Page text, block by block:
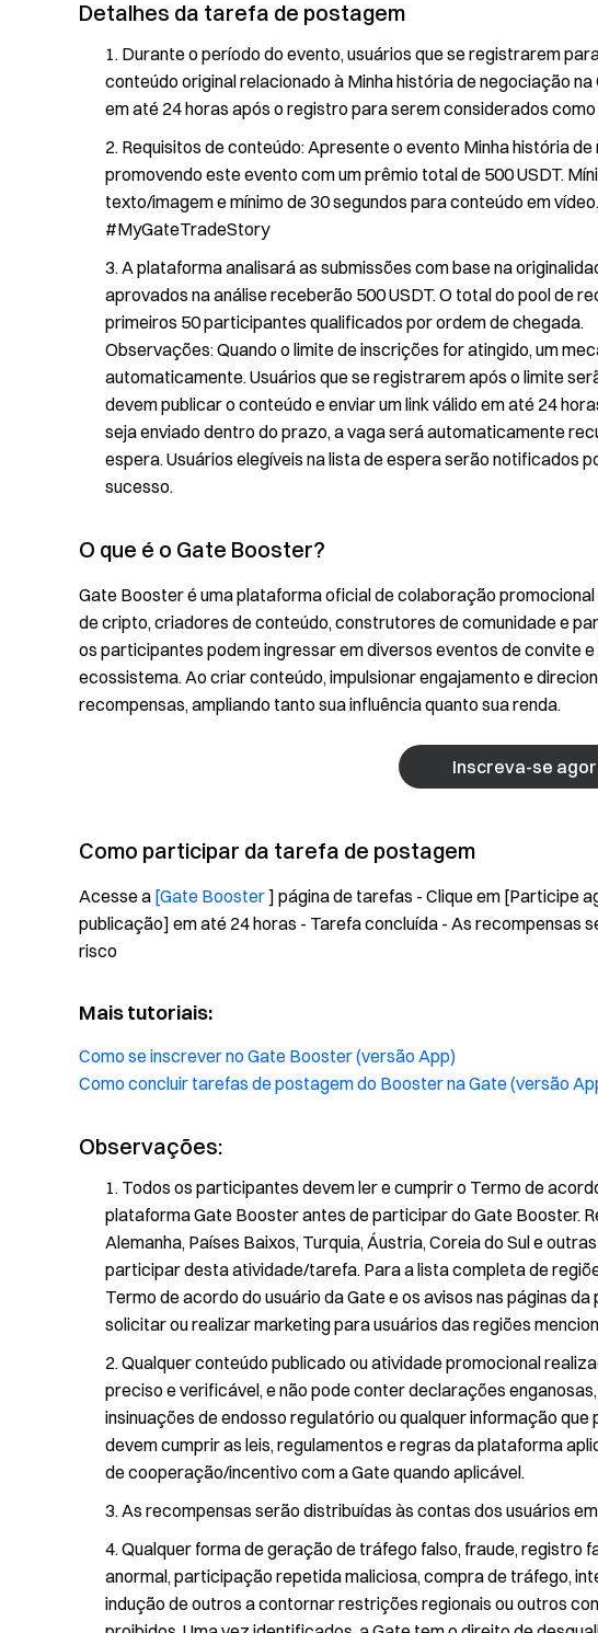
Detalhes da tarefa de postagem
Durante o período do evento, usuários que se registrarem
conteúdo original relacionado à Minha história de negociação
em até 24 horas após o registro para serem considerados
Requisitos de conteúdo: Apresente o evento Minha história
promovendo este evento com um prêmio total de 500 USDT.
texto/imagem e mínimo de 30 segundos para conteúdo em
#MyGateTradeStory
A plataforma analisará as submissões com base na
aprovados na análise receberão 500 USDT. O total do pool de
primeiros 50 participantes qualificados por ordem de chegada.
Observações: Quando o limite de inscrições for atingido, um
automaticamente. Usuários que se registrarem após o limite
devem publicar o conteúdo e enviar um link válido em até 24
seja enviado dentro do prazo, a vaga será automaticamente
espera. Usuários elegíveis na lista de espera serão notificados
sucesso.
O que é o Gate Booster?
Gate Booster é uma plataforma oficial de colaboração
de cripto, criadores de conteúdo, construtores de comunidade e
os participantes podem ingressar em diversos eventos de convite
ecossistema. Ao criar conteúdo, impulsionar engajamento e
recompensas, ampliando tanto sua influência quanto sua renda.
Inscreva-se
Como participar da tarefa de postagem
Acesse a [Gate Booster] página de tarefas - Clique em [Participe
publicação] em até 24 horas - Tarefa concluída - As recompensas
risco
Mais tutoriais:
Como se inscrever no Gate Booster (versão App)
Como concluir tarefas de postagem do Booster na Gate (versão
Observações:
Todos os participantes devem ler e cumprir o Termo de
plataforma Gate Booster antes de participar do Gate Booster.
Alemanha, Países Baixos, Turquia, Áustria, Coreia do Sul e
participar desta atividade/tarefa. Para a lista completa de
Termo de acordo do usuário da Gate e os avisos nas páginas
solicitar ou realizar marketing para usuários das regiões
Qualquer conteúdo publicado ou atividade promocional
preciso e verificável, e não pode conter declarações
insinuações de endosso regulatório ou qualquer informação
devem cumprir as leis, regulamentos e regras da plataforma
de cooperação/incentivo com a Gate quando aplicável.
As recompensas serão distribuídas às contas dos usuários
Qualquer forma de geração de tráfego falso, fraude, registro
anormal, participação repetida maliciosa, compra de tráfego,
indução de outros a contornar restrições regionais ou outros